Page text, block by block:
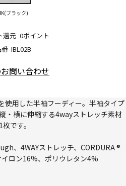
IBL02B
還元 0ポイント
ブラック)
問い合わせ
使用した半袖フーディー。半袖タイプ
・横に伸縮する4wayストレッチ素材
です。
、4WAYストレッチ、CORDURA ®
ロン16%、ポリウレタン4%